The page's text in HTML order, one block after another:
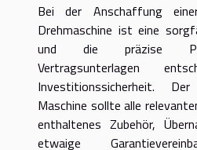
Bei der Anschaffung
Drehmaschine ist eine
und die präzise
Vertragsunterlagen
Investitionssicherheit.
Maschine sollte alle
enthaltenes Zubehör,
etwaige